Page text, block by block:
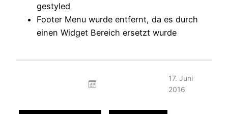
gestyled
Footer Menu wurde entfernt, da es durch
einen Widget Bereich ersetzt wurde
17. Juni
2016